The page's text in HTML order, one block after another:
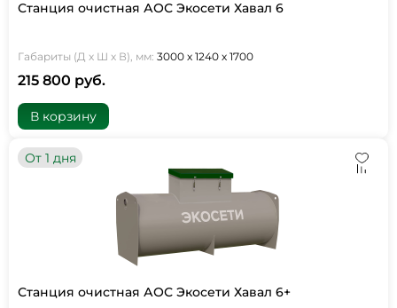
Станция очистная АОС Экосети Хавал 6
Габариты (Д х Ш х В), мм: 3000 х 1240 х 1700
215 800 руб.
В корзину
От 1 дня
Станция очистная АОС Экосети Хавал 6+